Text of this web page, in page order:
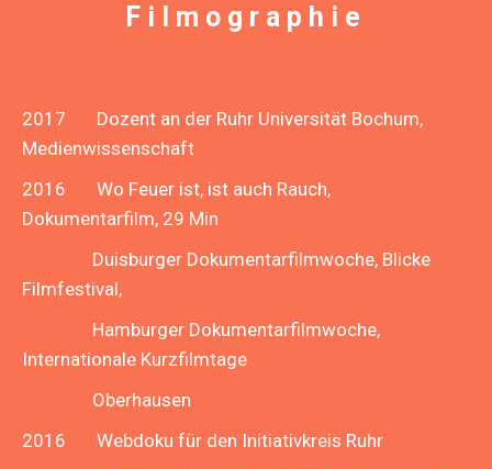
Filmographie
2017 Dozent an der Ruhr Universität Bochum,
Medienwissenschaft
2016 Wo Feuer ist, ist auch Rauch,
Dokumentarfilm, 29 Min
Duisburger Dokumentarfilmwoche, Blicke
Filmfestival,
Hamburger Dokumentarfilmwoche,
Internationale Kurzfilmtage
Oberhausen
2016 Webdoku für den Initiativkreis Ruhr